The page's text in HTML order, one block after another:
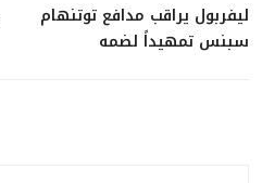
ليفربول يراقب مدافع توتنهام
سبنس تمهيداً لضمه